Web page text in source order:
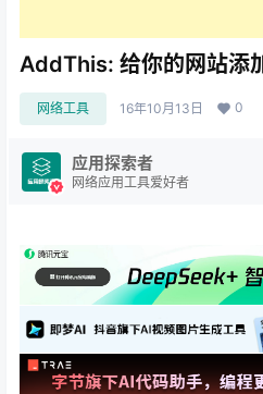
AddThis: 给你的网站添
网络工具 16年10月13日 0
应用探索者
网络应用工具爱好者